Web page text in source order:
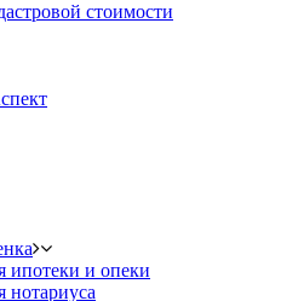
стоимости
ипотеки и опеки
нотариуса